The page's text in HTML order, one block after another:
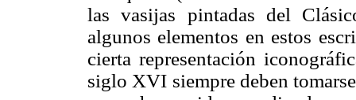
las vasijas pintadas del
algunos elementos en estos
cierta representación
siglo XVI siempre deben